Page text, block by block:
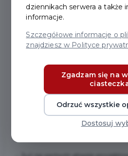
zapraszamy seniorów na 3 dni
zdrowo nie tylko jeść, ale także
swój organizm, kreować zdrowe
odbędą się16, 17 i 19
15:30-19:30 w Zespole Szkół
Kształcenia Praktycznego w
dziennikach serwera a także
informacje.
Szczegółowe informacje o
znajdziesz w Polityce
Zgadzam się na
Odrzuć wszystkie
Dostosuj